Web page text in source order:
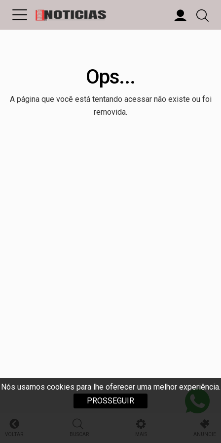
Nós usamos cookies para lhe oferecer uma melhor experiência.
PROSSEGUIR
Ops...
A página que você está tentando acessar não existe ou foi
removida.
VOLTAR BUSCAR MAIS ANUNCIE